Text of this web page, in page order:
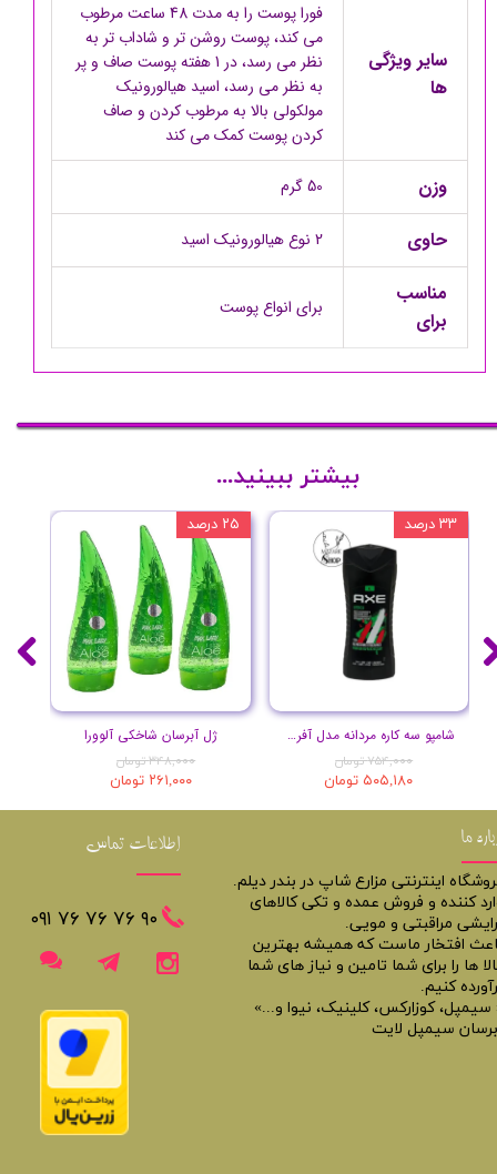
سایر ویژگی
ها
فورا پوست را به مدت 48 ساعت مرطوب
می کند، پوست روشن تر و شاداب تر به
نظر می رسد، در 1 هفته پوست صاف و پر
به نظر می رسد، اسید هیالورونیک
مولکولی بالا به مرطوب کردن و صاف
کردن پوست کمک می کند
وزن 50 گرم
حاوی 2 نوع هیالورونیک اسید
مناسب
برای
برای انواع پوست
ژل آبرسان شاخکی آلوورا
۳۴۸,۰۰۰ تومان
۲۶۱,۰۰۰ تومان
۲۵ درصد
شامپو سه کاره مردانه مدل آفریقا حجم 400 میل
۷۵۴,۰۰۰ تومان
۵۰۵,۱۸۰ تومان
۳۳ درصد
بیشتر ببینید...
ما
اینترنتی مزارع شاپ در بندر دیلم.
کننده و فروش عمده و تکی کالاهای
مراقبتی و مویی.
افتخار ماست که همیشه بهترین
ها را برای شما تامین و نیاز های شما
کنیم.
سیمپل، کوزارکس، کلینیک، نیوا و...»
سیمپل لایت
اطلاعات تماس
​​٩٠ ٧۶ ٧۶ ٧۶ ٠٩١